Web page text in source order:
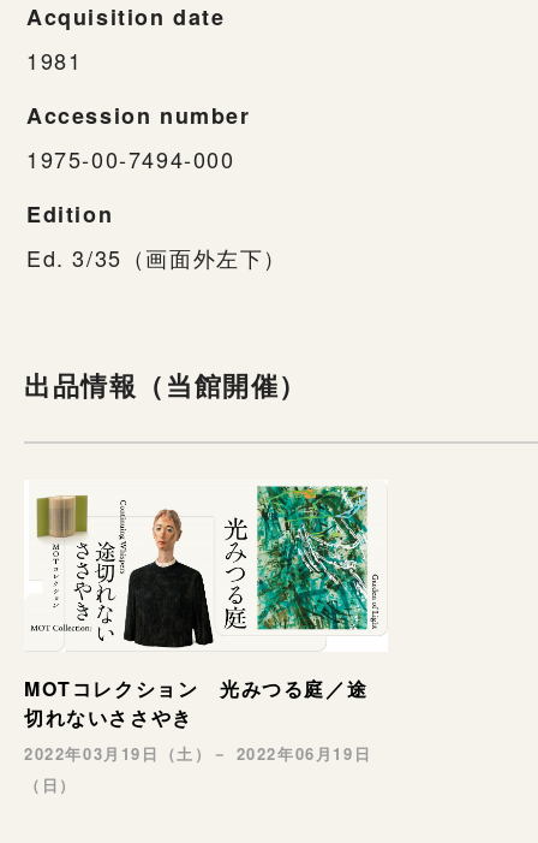
Acquisition date
1981
Accession number
1975-00-7494-000
Edition
Ed. 3/35（画面外左下）
出品情報（当館開催）
MOTコレクション 光みつる庭／途
切れないささやき
2022年03月19日（土）－ 2022年06月19日
（日）